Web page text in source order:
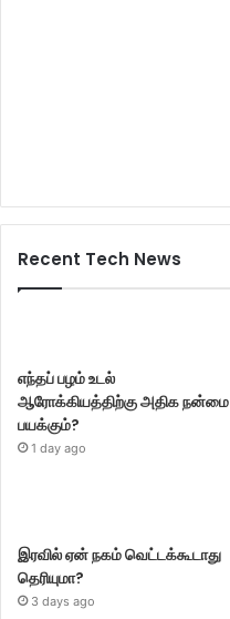
Recent Tech News
எந்தப் பழம் உடல்
ஆரோக்கியத்திற்கு அதிக நன்மை
பயக்கும்?
1 day ago
இரவில் ஏன் நகம் வெட்டக்கூடாது
தெரியுமா?
3 days ago